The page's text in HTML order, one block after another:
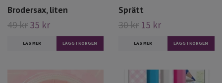
Brodersax, liten
49 kr 35 kr
LÄS MER
Sprätt
30 kr 15 kr
LÄS MER